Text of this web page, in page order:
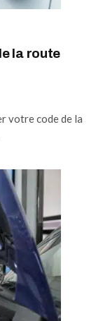
la route
votre code de la